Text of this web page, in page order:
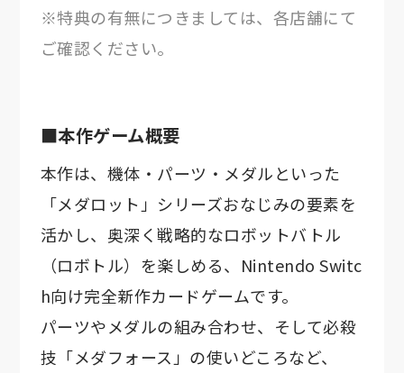
※特典の有無につきましては、各店舗にて
ご確認ください。
■本作ゲーム概要
本作は、機体・パーツ・メダルといった
「メダロット」シリーズおなじみの要素を
活かし、奥深く戦略的なロボットバトル
（ロボトル）を楽しめる、Nintendo Switc
h向け完全新作カードゲームです。
パーツやメダルの組み合わせ、そして必殺
技「メダフォース」の使いどころなど、